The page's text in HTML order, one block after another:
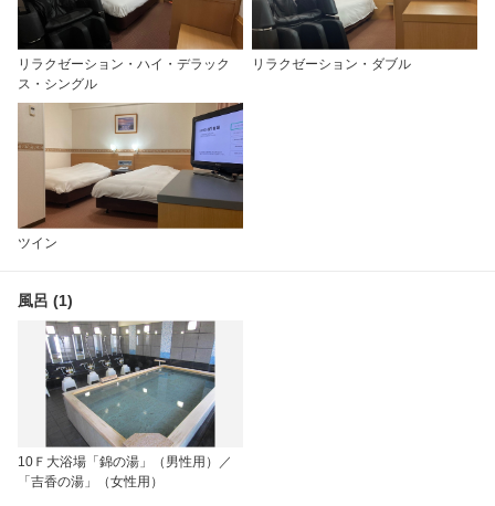
リラクゼーション・ハイ・デラック
ス・シングル
リラクゼーション・ダブル
ツイン
風呂 (1)
10Ｆ大浴場「錦の湯」（男性用）／
「吉香の湯」（女性用）